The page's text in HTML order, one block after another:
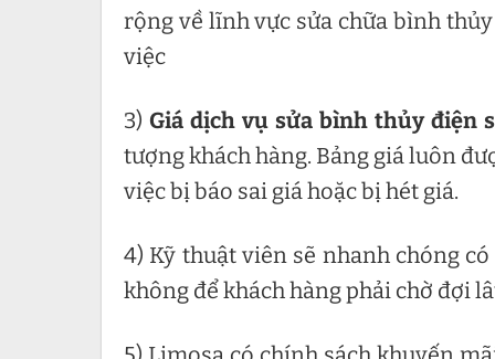
rộng về lĩnh vực sửa chữa bình
việc
3) Giá dịch vụ sửa bình thủy điện
tượng khách hàng. Bảng giá luôn
việc bị báo sai giá hoặc bị hét giá.
4) Kỹ thuật viên sẽ nhanh chóng
không để khách hàng phải chờ đợi